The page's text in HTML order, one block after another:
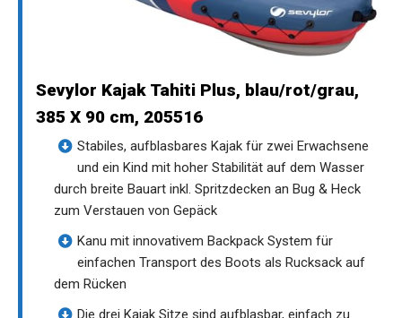
Sevylor Kajak Tahiti Plus, blau/rot/grau,
385 X 90 cm, 205516
Stabiles, aufblasbares Kajak für zwei Erwachsene
und ein Kind mit hoher Stabilität auf dem Wasser
durch breite Bauart inkl. Spritzdecken an Bug & Heck
zum Verstauen von Gepäck
Kanu mit innovativem Backpack System für
einfachen Transport des Boots als Rucksack auf
dem Rücken
Die drei Kajak Sitze sind aufblasbar, einfach zu